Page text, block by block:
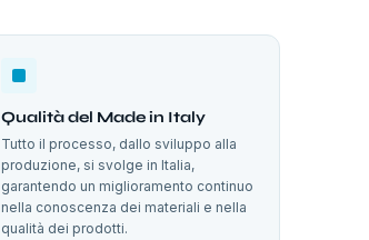
Qualità del Made in Italy
Tutto il processo, dallo sviluppo alla
produzione, si svolge in Italia,
garantendo un miglioramento continuo
nella conoscenza dei materiali e nella
qualità dei prodotti.